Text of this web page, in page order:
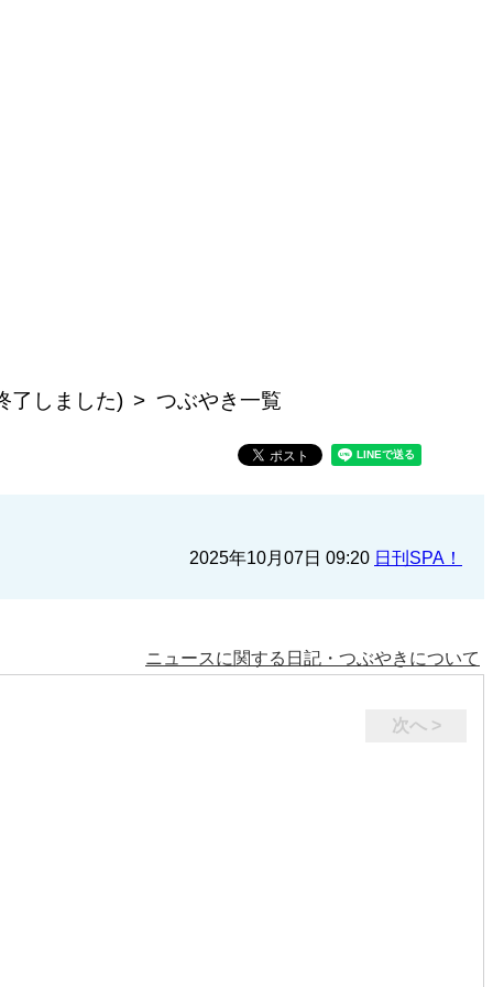
了しました) つぶやき一覧
2025年10月07日 09:20 日刊SPA！
ニュースに関する日記・つぶやきについて
次へ >